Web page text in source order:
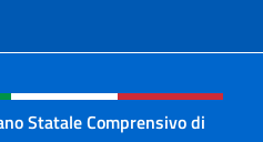
e menù
Statale Comprensivo di